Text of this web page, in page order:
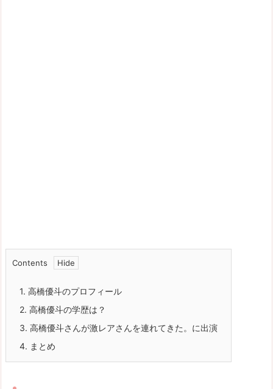
Contents
1. 高橋優斗のプロフィール
2. 高橋優斗の学歴は？
3. 高橋優斗さんが激レアさんを連れてきた。に出演
4. まとめ